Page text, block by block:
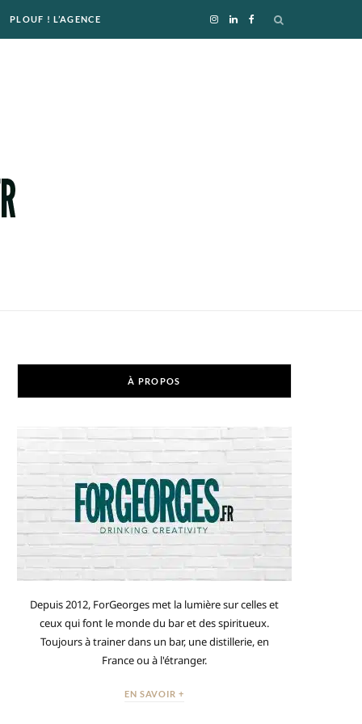
I L
PLOUF ! L’AGENCE
À PROPOS
Depuis 2012, ForGeorges met la lumière sur celles et
ceux qui font le monde du bar et des spiritueux.
Toujours à trainer dans un bar, une distillerie, en
France ou à l'étranger.
EN SAVOIR +